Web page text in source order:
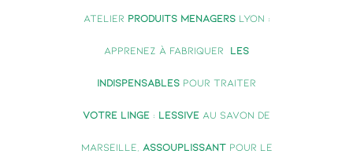
Atelier produits menagerslyon :
apprenez à fabriquer les
indispensables pour traiter
VOTRE linge : lessive au savon de
marseille, assouplissantpour le